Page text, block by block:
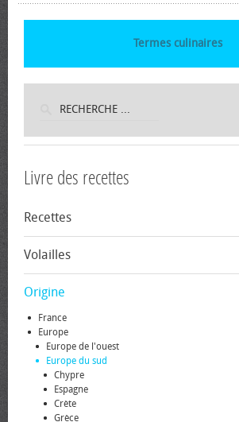
Termes culinaires
Livre des recettes
Recettes
Volailles
Origine
France
Europe
Europe de l'ouest
Europe du sud
Chypre
Espagne
Crète
Grèce